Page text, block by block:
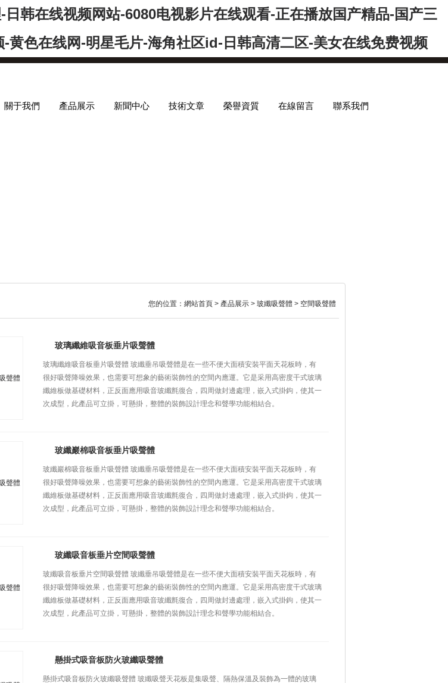
韩在线视频网站-6080电视影片在线观看-正在播放国产精品-国产三
色在线网-明星毛片-海角社区id-日韩高清二区-美女在线免费视频
關于我們 產品展示 新聞中心 技術文章 榮譽資質 在線留言 聯系我們
您的位置： 網站首頁 > 產品展示 > 玻纖吸聲體 > 空間吸聲體
玻璃纖維吸音板垂片吸聲體
玻璃纖維吸音板垂片吸聲體 玻纖垂吊吸聲體是在一些不便大面積安裝平面天花板時，有
很好吸聲降噪效果，也需要可想象的藝術裝飾性的空間內應運。它是采用高密度干式玻璃
纖維板做基礎材料，正反面應用吸音玻纖氈復合，四周做封邊處理，嵌入式掛鉤，使其一
次成型，此產品可立掛，可懸掛，整體的裝飾設計理念和聲學功能相結合。
玻纖巖棉吸音板垂片吸聲體
玻纖巖棉吸音板垂片吸聲體 玻纖垂吊吸聲體是在一些不便大面積安裝平面天花板時，有
很好吸聲降噪效果，也需要可想象的藝術裝飾性的空間內應運。它是采用高密度干式玻璃
纖維板做基礎材料，正反面應用吸音玻纖氈復合，四周做封邊處理，嵌入式掛鉤，使其一
次成型，此產品可立掛，可懸掛，整體的裝飾設計理念和聲學功能相結合。
玻纖吸音板垂片空間吸聲體
玻纖吸音板垂片空間吸聲體 玻纖垂吊吸聲體是在一些不便大面積安裝平面天花板時，有
很好吸聲降噪效果，也需要可想象的藝術裝飾性的空間內應運。它是采用高密度干式玻璃
纖維板做基礎材料，正反面應用吸音玻纖氈復合，四周做封邊處理，嵌入式掛鉤，使其一
次成型，此產品可立掛，可懸掛，整體的裝飾設計理念和聲學功能相結合。
懸掛式吸音板防火玻纖吸聲體
懸掛式吸音板防火玻纖吸聲體 玻纖吸聲天花板是集吸聲、隔熱保溫及裝飾為一體的玻璃